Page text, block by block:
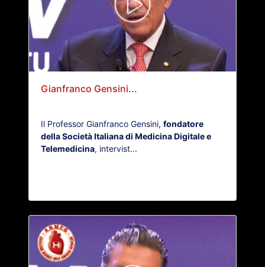
Gianfranco Gensini...
Il Professor Gianfranco Gensini, fondatore
della Società Italiana di Medicina Digitale e
Telemedicina, intervist...